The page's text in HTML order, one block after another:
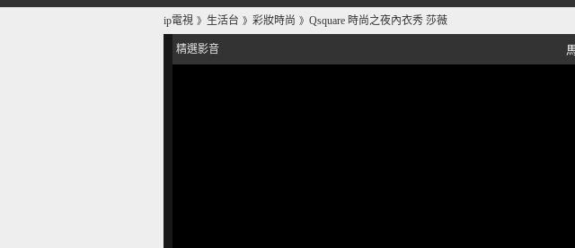
ip電視 》 生活台 》 彩妝時尚 》 Qsquare 時尚之夜內衣秀 莎薇
精選影音